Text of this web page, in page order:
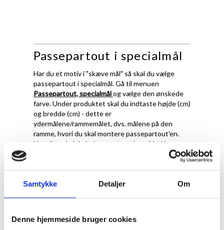
Samtykke Detaljer Om
Denne hjemmeside bruger cookies
Passepartout i specialmål
Har du et motiv i "skæve mål" så skal du vælge
passepartout i specialmål. Gå til menuen
Passepartout, specialmålog vælge den ønskede
farve. Under produktet skal du indtaste højde (cm)
og bredde (cm) - dette er
ydermålene/rammemålet, dvs. målene på den
ramme, hvori du skal montere passepartout'en.
Herefter skal du indtaste størrelse på hul i
Det er vigtigt at fremhæve, at ved passepartout i
efter de oplysningerne du giver os. Det betyder at
du her selv skal tage højde for et overlap til
lave hulmålet samme strørrelse som dit motiv, da